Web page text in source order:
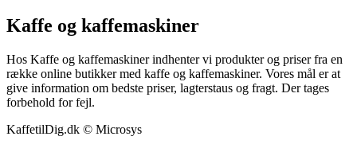
Kaffe og kaffemaskiner
Hos Kaffe og kaffemaskiner indhenter vi produkter og priser fra en
række online butikker med kaffe og kaffemaskiner. Vores mål er at
give information om bedste priser, lagterstaus og fragt. Der tages
forbehold for fejl.
KaffetilDig.dk © Microsys